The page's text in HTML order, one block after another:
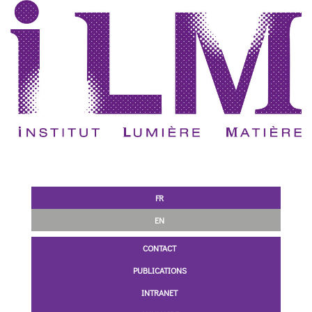
FR
EN
CONTACT
PUBLICATIONS
INTRANET